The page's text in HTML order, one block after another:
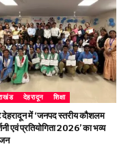
देहरादून शिक्षा
देहरादून में ‘जनपद स्तरीय कौशलम
एवं प्रतियोगिता 2026’ का भव्य